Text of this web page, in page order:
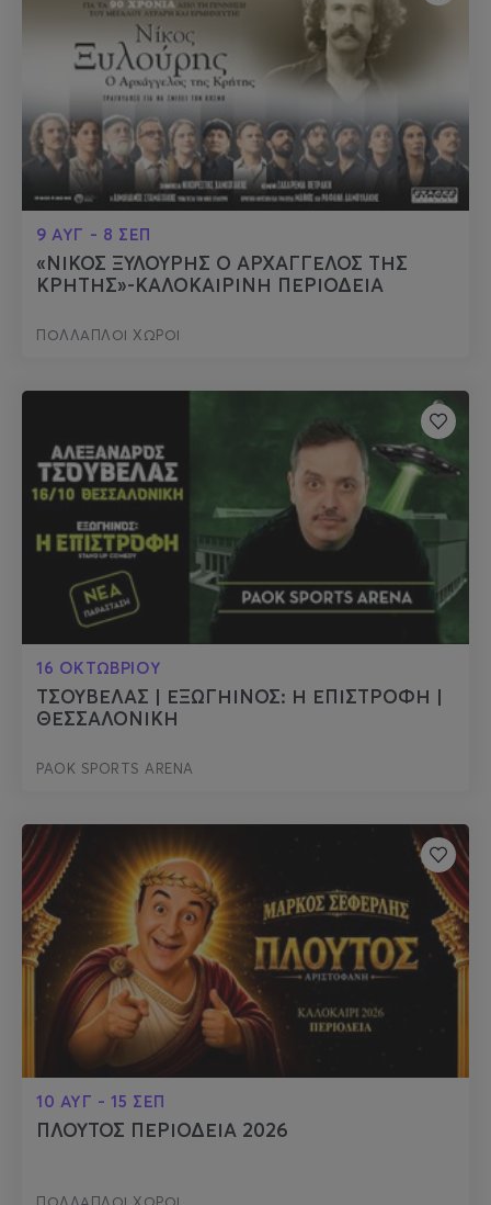
9 ΑΥΓ - 8 ΣΕΠ
«ΝΙΚΟΣ ΞΥΛΟΥΡΗΣ Ο ΑΡΧΑΓΓΕΛΟΣ ΤΗΣ
ΚΡΗΤΗΣ»-ΚΑΛΟΚΑΙΡΙΝΗ ΠΕΡΙΟΔΕΙΑ
ΠΟΛΛΑΠΛΟΙ ΧΩΡΟΙ
16 ΟΚΤΩΒΡΙΟΥ
ΤΣΟΥΒΕΛΑΣ | ΕΞΩΓΗΙΝΟΣ: Η ΕΠΙΣΤΡΟΦΗ |
ΘΕΣΣΑΛΟΝΙΚΗ
PAOK SPORTS ARENA
10 ΑΥΓ - 15 ΣΕΠ
ΠΛΟΥΤΟΣ ΠΕΡΙΟΔΕΙΑ 2026